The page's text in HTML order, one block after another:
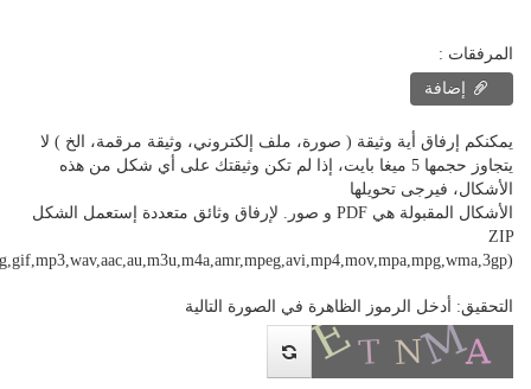
المرفقات :
إضافة
يمكنكم إرفاق أية وثيقة ( صورة، ملف إلكتروني، وثيقة مرقمة، الخ ) لا
يتجاوز حجمها 5 ميغا بايت، إذا لم تكن وثيقتك على أي شكل من هذه
الأشكال، فيرجى تحويلها
الأشكال المقبولة هي PDF و صور. لإرفاق وثائق متعددة إستعمل الشكل
ZIP
التحقيق: أدخل الرموز الظاهرة في الصورة التالية